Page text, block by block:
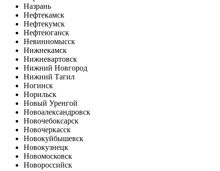
Назрань
Нефтекамск
Нефтекумск
Нефтеюганск
Невинномысск
Нижнекамск
Нижневартовск
Нижний Новгород
Нижний Тагил
Ногинск
Норильск
Новый Уренгой
Новоалександровск
Новочебоксарск
Новочеркасск
Новокуйбышевск
Новокузнецк
Новомосковск
Новороссийск